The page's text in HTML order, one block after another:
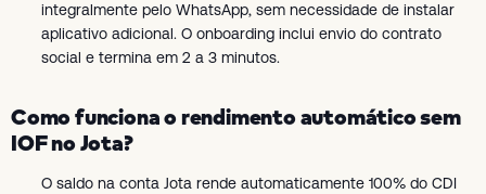
integralmente pelo WhatsApp, sem necessidade de instalar
aplicativo adicional. O onboarding inclui envio do contrato
social e termina em 2 a 3 minutos.
Como funciona o rendimento automático sem
IOF no Jota?
O saldo na conta Jota rende automaticamente 100% do CDI